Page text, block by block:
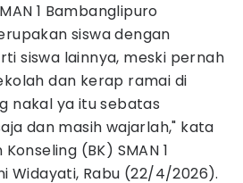
1 Bambanglipuro
siswa dengan
siswa lainnya, meski pernah
dan kerap ramai di
nakal ya itu sebatas
dan masih wajarlah," kata
(BK) SMAN 1
Widayati, Rabu (22/4/2026).